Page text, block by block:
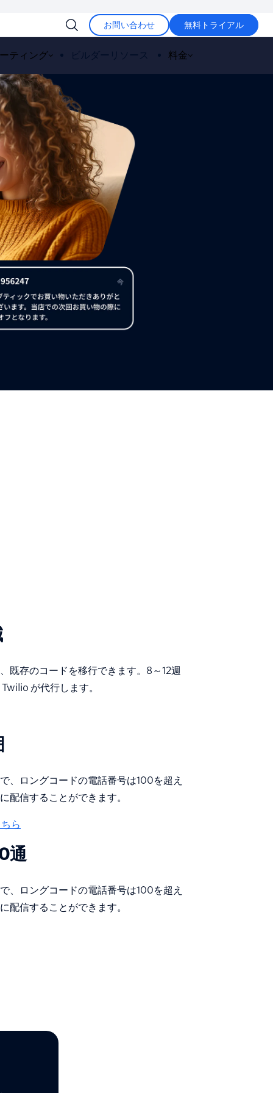
お問い合わせ 無料トライアル
ティング ビルダーリソース 料金
既存のコードを移行できます。8～12週
が代行します。
、ロングコードの電話番号は100を超え
配信することができます。
ら
通
、ロングコードの電話番号は100を超え
配信することができます。